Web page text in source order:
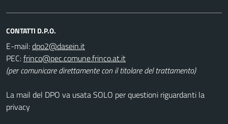
CONTATTI D.P.O.
E-mail:
PEC:
(per comunicare direttamente con il titolare del trattamento)
La mail del DPO va usata SOLO per questioni riguardanti la
privacy